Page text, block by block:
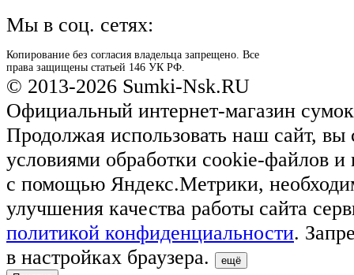
Мы в соц. сетях:
Копирование без согласия владельца запрещено. Все
права защищены статьей 146 УК РФ.
© 2013-2026 Sumki-Nsk.RU
Официальный интернет-магазин
Продолжая использовать наш сайт, вы
условиями обработки cookie-файлов и
с помощью Яндекс.Метрики,
улучшения качества работы сайта
политикой конфиденциальности.
в настройках браузера.
ещё